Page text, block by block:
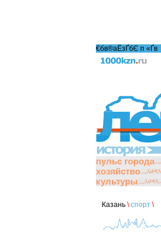
€бв®аЁзҐбЄ п «Ґ­в
пульс города
хозяйство
культуры
Казань \ спорт \